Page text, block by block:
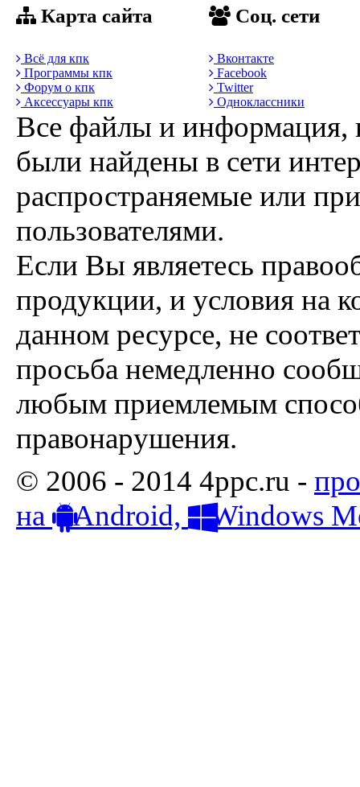
Карта сайта
Всё для кпк
Программы кпк
Форум о кпк
Аксессуары кпк
Соц. сети
Вконтакте
Facebook
Twitter
Одноклассники
Все файлы и информация,
были найдены в сети
распространяемые или
пользователями.
Если Вы являетесь
продукции, и условия на
данном ресурсе, не
просьба немедленно
любым приемлемым
правонарушения.
© 2006 - 2014 4ppc.ru -
на
Android, Windows